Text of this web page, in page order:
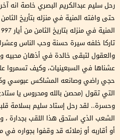
رحل سليم عبدالكريم البصري خاصة انه
تاركا خلفه سيرة حسنة وحب الناس
والعقول لتبقى خالدة في أذهان محبيه
عشناها في السبعينيات، وكيف تسمروا
حجي راضي وصانعه المشاكس عبوسي
التي تقول (محصن بالله ومحروس يا
وحسرة.. لقد رحل إستاد سليم بسلامة
الشعب الذي استحق هذا اللقب بجدارة
أو أقاربه أو زملائه قد وقفوا بجواره